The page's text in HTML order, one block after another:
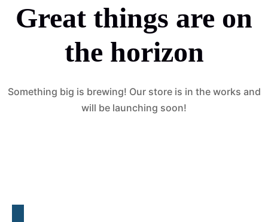
Great things are on
the horizon
Something big is brewing! Our store is in the works and
will be launching soon!